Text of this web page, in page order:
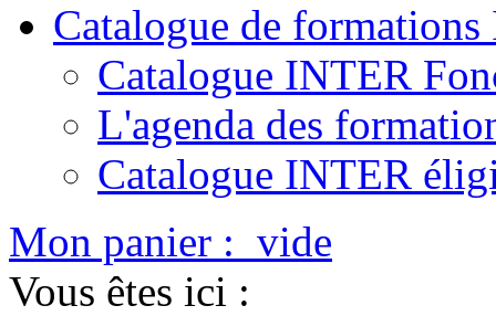
Catalogue de
Catalogue INTER
L'agenda des
Catalogue INTER
Mon panier : vide
Vous êtes ici :